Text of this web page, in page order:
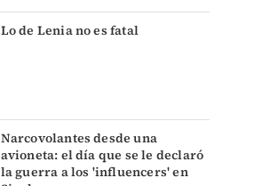
Lo de Lenia no es fatal
Narcovolantes desde una
avioneta: el día que se le declaró
la guerra a los 'influencers' en